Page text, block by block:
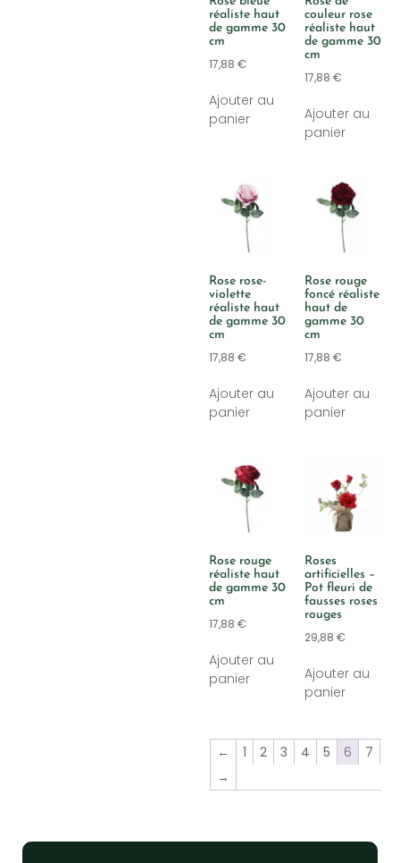
réaliste haut
de gamme 30
cm
17,88 €
Ajouter au
panier
couleur rose
réaliste haut
de gamme 30
cm
17,88 €
Ajouter au
panier
Rose rose-
violette
réaliste haut
de gamme 30
cm
17,88 €
Ajouter au
panier
Rose rouge
foncé réaliste
haut de
gamme 30
cm
17,88 €
Ajouter au
panier
Rose rouge
réaliste haut
de gamme 30
cm
17,88 €
Ajouter au
panier
Roses
artificielles –
Pot fleuri de
fausses roses
rouges
29,88 €
Ajouter au
panier
← 1 2 3 4 5 6
7
→